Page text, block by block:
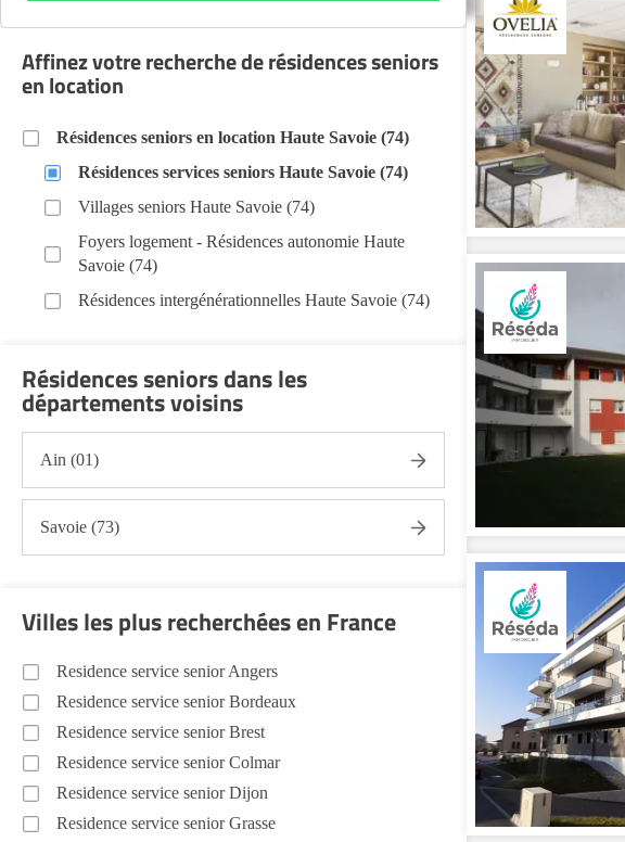
Affinez votre recherche de résidences seniors
en location
Résidences seniors en location Haute Savoie (74)
Résidences services seniors Haute Savoie (74)
Villages seniors Haute Savoie (74)
Foyers logement - Résidences autonomie Haute
Savoie (74)
Résidences intergénérationnelles Haute Savoie (74)
Résidences seniors dans les
départements voisins
Ain (01)
Savoie (73)
Villes les plus recherchées en France
Residence service senior Angers
Residence service senior Bordeaux
Residence service senior Brest
Residence service senior Colmar
Residence service senior Dijon
Residence service senior Grasse